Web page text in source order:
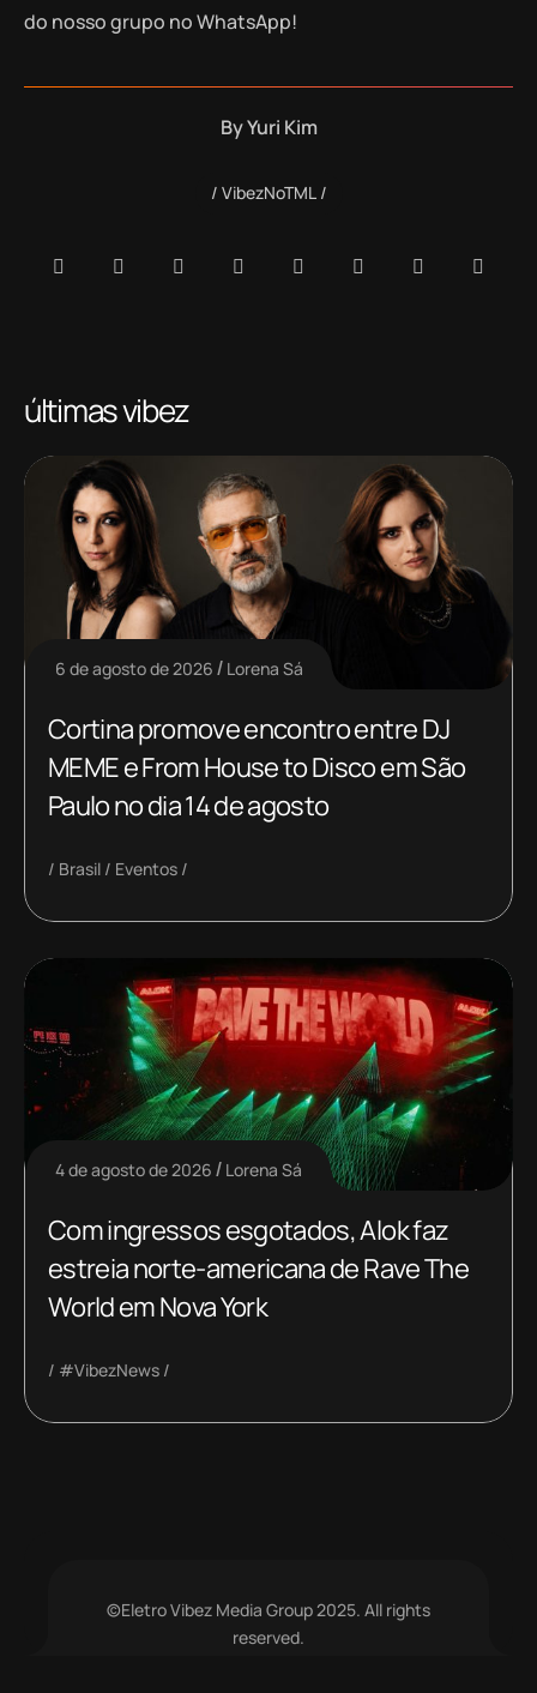
do nosso grupo no WhatsApp!
ByYuri Kim
VibezNoTML
últimas vibez
6 de agosto de 2026 Lorena Sá
Cortina promove encontro entre DJ
MEME e From House to Disco em São
Paulo no dia 14 de agosto
Brasil Eventos
4 de agosto de 2026 Lorena Sá
Com ingressos esgotados, Alok faz
estreia norte-americana de Rave The
World em Nova York
#VibezNews
©Eletro Vibez Media Group 2025. All rights
reserved.